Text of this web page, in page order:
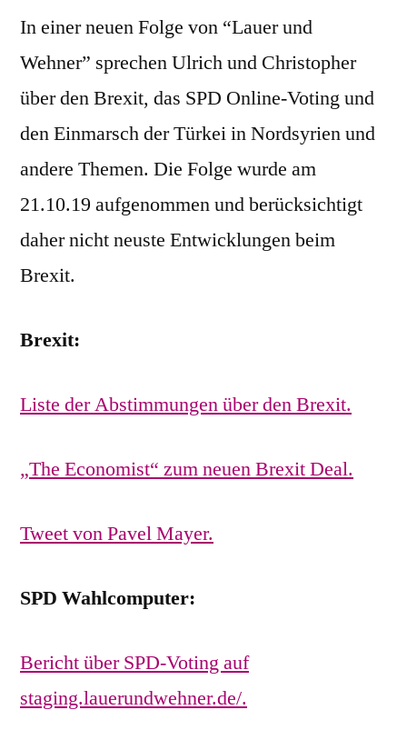
In einer neuen Folge von “Lauer und
Wehner” sprechen Ulrich und Christopher
über den Brexit, das SPD Online-Voting und
den Einmarsch der Türkei in Nordsyrien und
andere Themen. Die Folge wurde am
21.10.19 aufgenommen und berücksichtigt
daher nicht neuste Entwicklungen beim
Brexit.
Brexit:
Liste der Abstimmungen über den Brexit.
„The Economist“ zum neuen Brexit Deal.
Tweet von Pavel Mayer.
SPD Wahlcomputer:
Bericht über SPD-Voting auf
staging.lauerundwehner.de/.